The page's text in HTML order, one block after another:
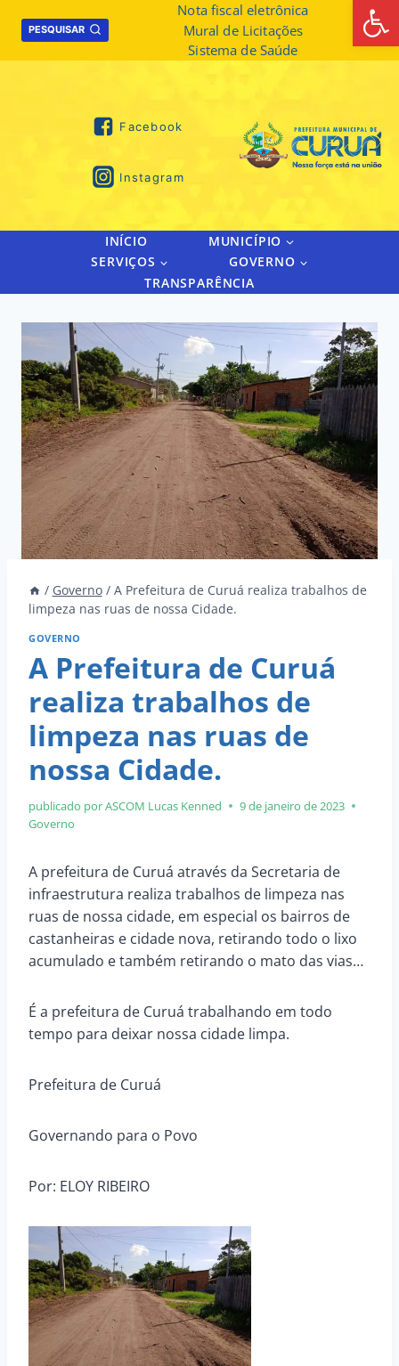
PESQUISAR
Nota fiscal eletrônica
Mural de Licitações
Sistema de Saúde
Facebook
Instagram
INÍCIO
MUNICÍPIO
SERVIÇOS
GOVERNO
TRANSPARÊNCIA
/ Governo / A Prefeitura de Curuá realiza trabalhos de
limpeza nas ruas de nossa Cidade.
GOVERNO
A Prefeitura de Curuá
realiza trabalhos de
limpeza nas ruas de
nossa Cidade.
publicado por ASCOM Lucas Kenned
9 de janeiro de 2023
Governo
A prefeitura de Curuá através da Secretaria de
infraestrutura realiza trabalhos de limpeza nas
ruas de nossa cidade, em especial os bairros de
castanheiras e cidade nova, retirando todo o lixo
acumulado e também retirando o mato das vias…
É a prefeitura de Curuá trabalhando em todo
tempo para deixar nossa cidade limpa.
Prefeitura de Curuá
Governando para o Povo
Por: ELOY RIBEIRO